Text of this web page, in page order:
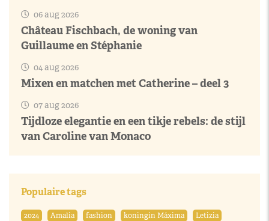
06 aug 2026
Château Fischbach, de woning van
Guillaume en Stéphanie
04 aug 2026
Mixen en matchen met Catherine – deel 3
07 aug 2026
Tijdloze elegantie en een tikje rebels: de stijl
van Caroline van Monaco
Populaire tags
2024 Amalia fashion koningin Máxima
Letizia